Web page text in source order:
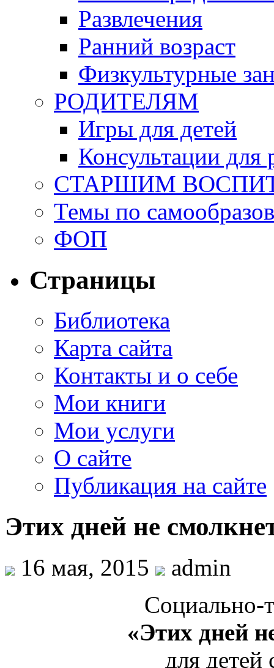
Развлечения
Ранний возраст
Физкультурные
РОДИТЕЛЯМ
Игры для детей
Консультации для
СТАРШИМ
Темы по
ФОП
Страницы
Библиотека
Карта сайта
Контакты и о себе
Мои книги
Мои услуги
О сайте
Публикация на сайте
Этих дней не
16 мая, 2015
admin
Социально-
«Этих дней
для